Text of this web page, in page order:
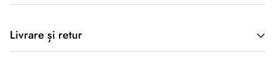
Livrare și retur